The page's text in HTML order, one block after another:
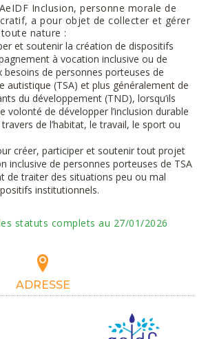
Inclusion, personne morale de
a pour objet de collecter et gérer
nature :
et soutenir la création de dispositifs
à vocation inclusive ou de
besoins de personnes porteuses de
autistique (TSA) et plus généralement de
du développement (TND), lorsqu’ils
volonté de développer l’inclusion durable
de l’habitat, le travail, le sport ou
créer, participer et soutenir tout projet
inclusive de personnes porteuses de TSA
de traiter des situations peu ou mal
institutionnels.
statuts complets au 27/01/2026
ADRESSE